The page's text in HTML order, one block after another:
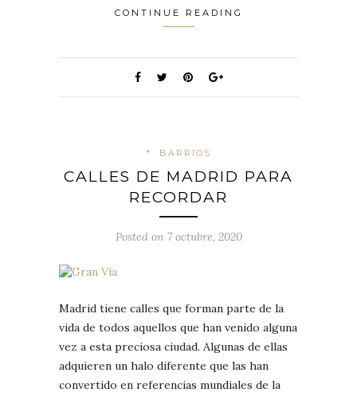
CONTINUE READING
* BARRIOS
CALLES DE MADRID PARA
RECORDAR
Posted on 7 octubre, 2020
Madrid tiene calles que forman parte de la
vida de todos aquellos que han venido alguna
vez a esta preciosa ciudad. Algunas de ellas
adquieren un halo diferente que las han
convertido en referencias mundiales de la